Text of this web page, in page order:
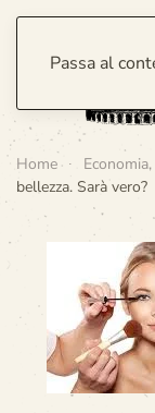
Passa al
Home
bellezza. Sarà vero?